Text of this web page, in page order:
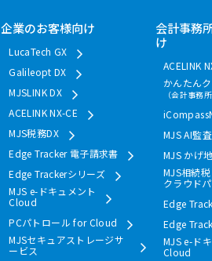
企業のお客様向け
LucaTech GX
Galileopt DX
MJSLINK DX
ACELINK NX-CE
MJS税務DX
Edge Tracker 電子請求書
Edge Trackerシリーズ
MJS e-ドキュメント
Cloud
PCパトロール for Cloud
MJSセキュアストレージサ
ービス
会計事務
け
ACELINK
かんたん
（会計事務
MJS AI監
MJS かげ
MJS相続
クラウド
Edge
Edge
MJS e-ド
Cloud